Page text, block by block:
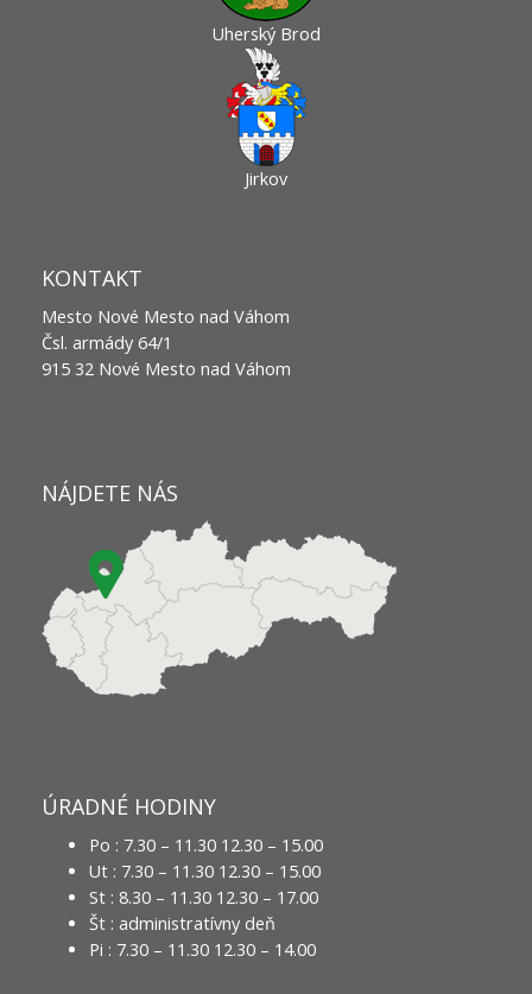
Uherský Brod
Jirkov
KONTAKT
Mesto Nové Mesto nad Váhom
Čsl. armády 64/1
915 32 Nové Mesto nad Váhom
NÁJDETE NÁS
ÚRADNÉ HODINY
Po : 7.30 – 11.30 12.30 – 15.00
Ut : 7.30 – 11.30 12.30 – 15.00
St : 8.30 – 11.30 12.30 – 17.00
Št : administratívny deň
Pi : 7.30 – 11.30 12.30 – 14.00